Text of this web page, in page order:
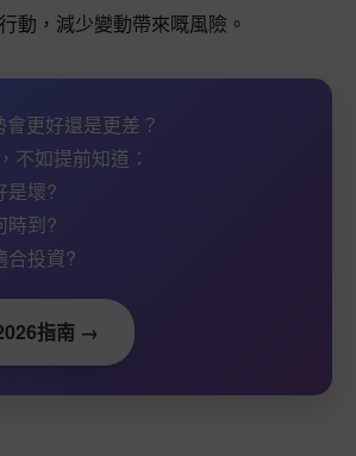
動，減少變動帶來嘅風險。
更好還是更差？
不如提前知道：
是壞?
時到?
合投資?
指南 →